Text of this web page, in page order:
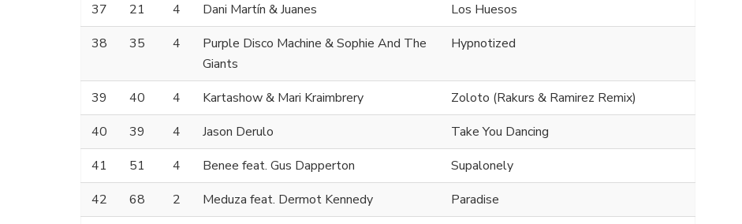
37
21 4 Dani Martín & Juanes
Los Huesos
38
35 4
Purple Disco Machine & Sophie And The
Giants
Hypnotized
39 40 4 Kartashow & Mari Kraimbrery
Zoloto (Rakurs & Ramirez Remix)
40
39 4 Jason Derulo
Take You Dancing
41
51 4 Benee feat. Gus Dapperton
Supalonely
42
68 2 Meduza feat. Dermot Kennedy
Paradise